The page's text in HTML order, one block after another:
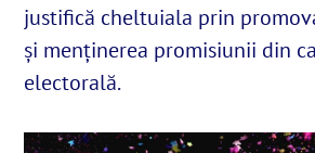
Cautare...
justifică cheltuiala prin
și menţinerea promisiunii din
electorală.